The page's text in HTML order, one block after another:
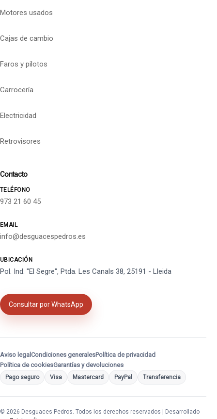
Motores usados
Cajas de cambio
Faros y pilotos
Carrocería
Electricidad
Retrovisores
Contacto
TELÉFONO
973 21 60 45
EMAIL
info@desguacespedros.es
UBICACIÓN
Pol. Ind. "El Segre", Ptda. Les Canals 38, 25191 - Lleida
Consultar por WhatsApp
Aviso legal Condiciones generalesPolítica de privacidad
Política de cookiesGarantías y devoluciones
Pago seguro Visa Mastercard PayPal Transferencia
© 2026 Desguaces Pedros. Todos los derechos reservados | Desarrollado